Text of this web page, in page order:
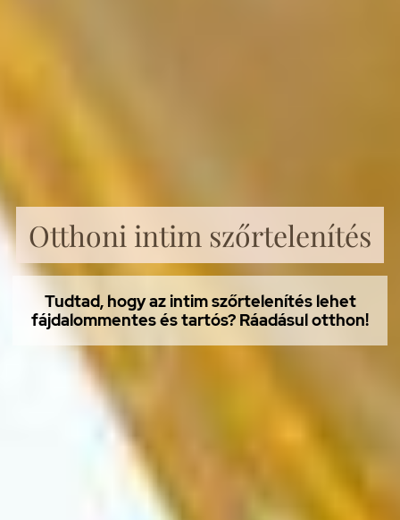
Otthoni intim szőrtelenítés
Tudtad, hogy az intim szőrtelenítés lehet
fájdalommentes és tartós? Ráadásul otthon!